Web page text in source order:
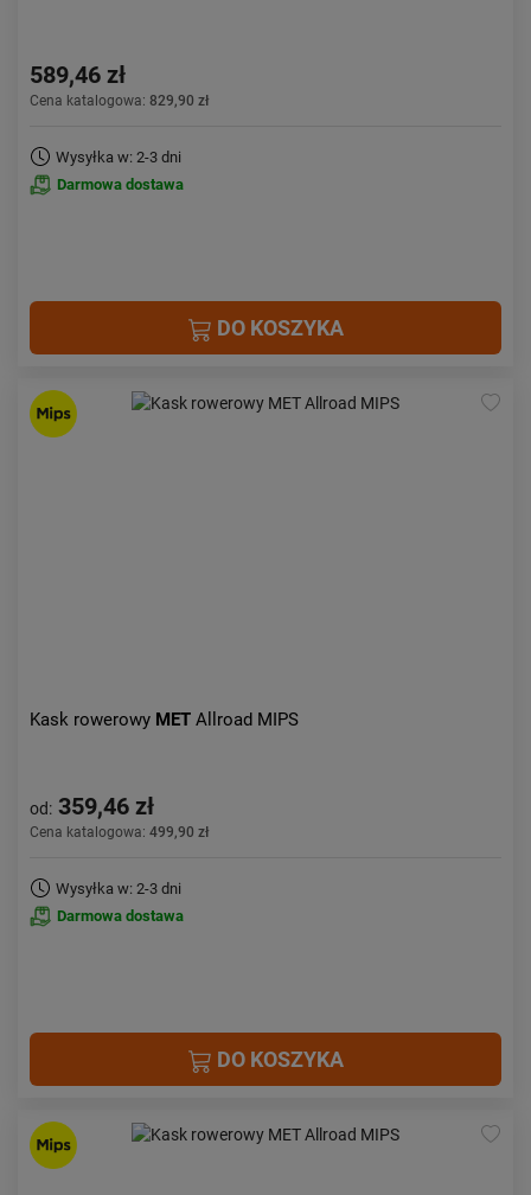
589,46 zł
Cena katalogowa: 829,90 zł
Wysyłka w: 2-3 dni
Darmowa dostawa
DO KOSZYKA
Kask rowerowy MET Allroad MIPS
od: 359,46 zł
Cena katalogowa: 499,90 zł
Wysyłka w: 2-3 dni
Darmowa dostawa
DO KOSZYKA